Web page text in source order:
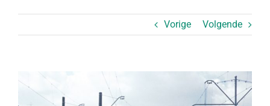
Vorige Volgende
grotere